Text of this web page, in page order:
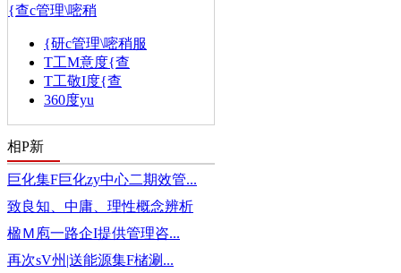
{查c管理\嘧稍
{研c管理\嘧稍服
T工M意度{查
T工敬I度{查
360度yu
相P新
巨化集F巨化zy中心二期效管...
致良知、中庸、理性概念辨析
楹Ｍ庖一路企I提供管理咨...
再次sV州|送能源集F槠涮...